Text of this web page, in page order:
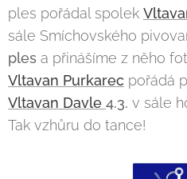
ples pořádal spolek
sále Smíchovského
ples a přinášíme z něho
Vltavan Purkarec pořádá
Vltavan Davle 4.3. v sále
Tak vzhůru do tance!